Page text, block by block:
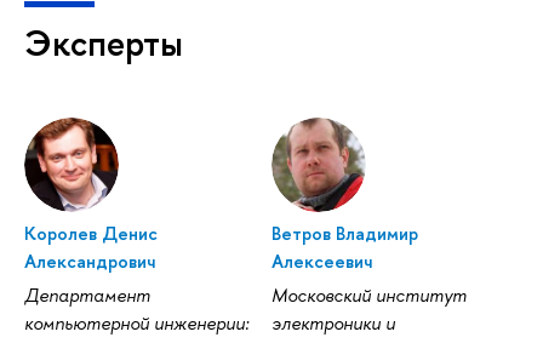
Эксперты
Королев Денис
Александрович
Департамент
компьютерной инженерии:
Ветров Владимир
Алексеевич
Московский институт
электроники и